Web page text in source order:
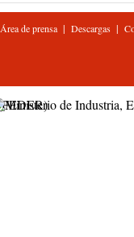
Área de prensa| Descargas|